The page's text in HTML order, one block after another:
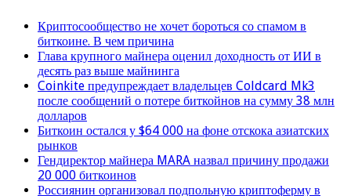
Криптосообщество не хочет бороться со спамом в
биткоине. В чем причина
Глава крупного майнера оценил доходность от ИИ в
десять раз выше майнинга
Coinkite предупреждает владельцев Coldcard Mk3
после сообщений о потере биткойнов на сумму 38 млн
долларов
Биткоин остался у $64 000 на фоне отскока азиатских
рынков
Гендиректор майнера MARA назвал причину продажи
20 000 биткоинов
Россиянин организовал подпольную криптоферму в